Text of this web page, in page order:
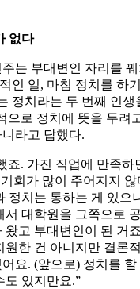
없다
는 부대변인 자리를 꿰
인 일, 마침 정치를 하
정치라는 두 번째 인생
으로 정치에 뜻을 두려
라고 답했다.
죠. 가진 직업에 만족하
회가 많이 주어지지 않
정치는 통하는 게 있으
서 대학원을 그쪽으로
왔고 부대변인이 된 거
원한 건 아니지만 결론
요. (앞으로) 정치를
도 있지만요.”